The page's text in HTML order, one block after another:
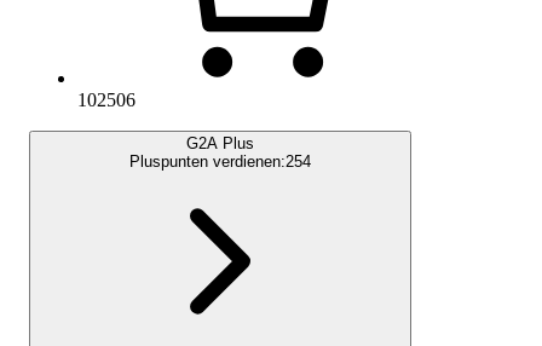
102506
G2A Plus
Pluspunten verdienen:254